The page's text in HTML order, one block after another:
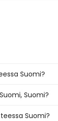
Suomi?
Suomi?
Suomi?